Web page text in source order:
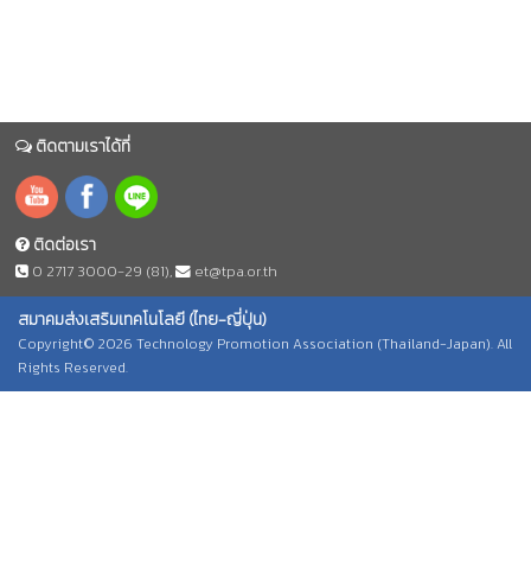
ติดตามเราได้ที่
ติดต่อเรา
0 2717 3000-29 (81), et@tpa.or.th
สมาคมส่งเสริมเทคโนโลยี (ไทย-ญี่ปุ่น)
Copyright© 2026 Technology Promotion Association (Thailand-Japan). All
Rights Reserved.